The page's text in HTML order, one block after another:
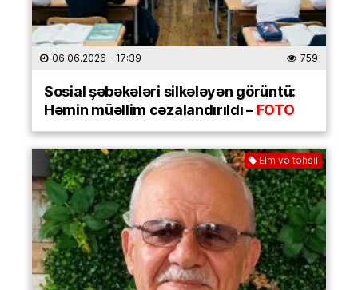
06.06.2026 - 17:39 759
Sosial şəbəkələri silkələyən görüntü:
Həmin müəllim cəzalandırıldı –FOTO
Elm və təhsil